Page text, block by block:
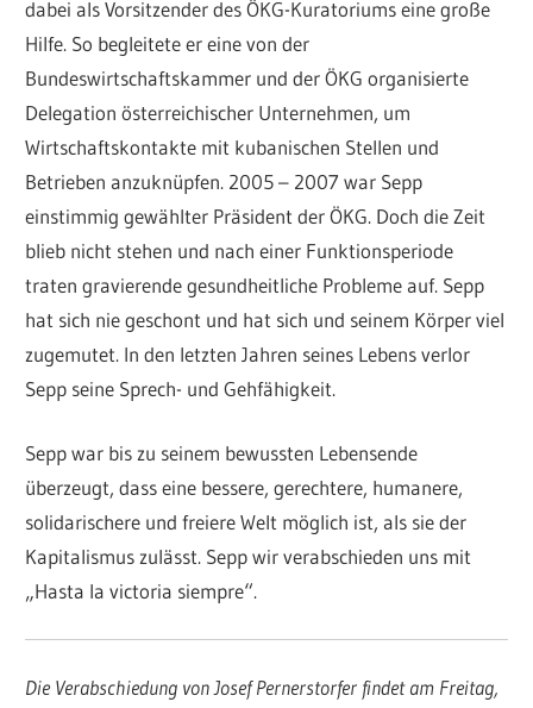
dabei als Vorsitzender des ÖKG-Kuratoriums eine große
Hilfe. So begleitete er eine von der
Bundeswirtschaftskammer und der ÖKG organisierte
Delegation österreichischer Unternehmen, um
Wirtschaftskontakte mit kubanischen Stellen und
Betrieben anzuknüpfen. 2005 – 2007 war Sepp
einstimmig gewählter Präsident der ÖKG. Doch die Zeit
blieb nicht stehen und nach einer Funktionsperiode
traten gravierende gesundheitliche Probleme auf. Sepp
hat sich nie geschont und hat sich und seinem Körper viel
zugemutet. In den letzten Jahren seines Lebens verlor
Sepp seine Sprech- und Gehfähigkeit.
Sepp war bis zu seinem bewussten Lebensende
überzeugt, dass eine bessere, gerechtere, humanere,
solidarischere und freiere Welt möglich ist, als sie der
Kapitalismus zulässt. Sepp wir verabschieden uns mit
„Hasta la victoria siempre“.
Die Verabschiedung von Josef Pernerstorfer findet am Freitag,